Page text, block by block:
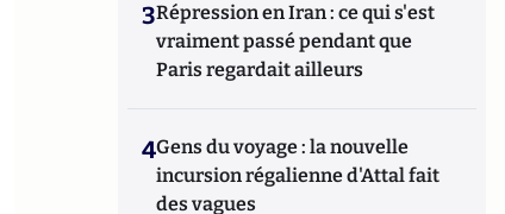
3Répression en Iran : ce qui s'est
vraiment passé pendant que
Paris regardait ailleurs
4Gens du voyage : la nouvelle
incursion régalienne d'Attal fait
des vagues